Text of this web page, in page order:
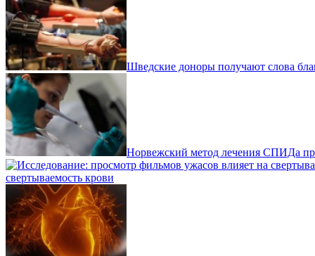
Шведские доноры получают слова
Норвежский метод лечения СПИДа
свертываемость крови